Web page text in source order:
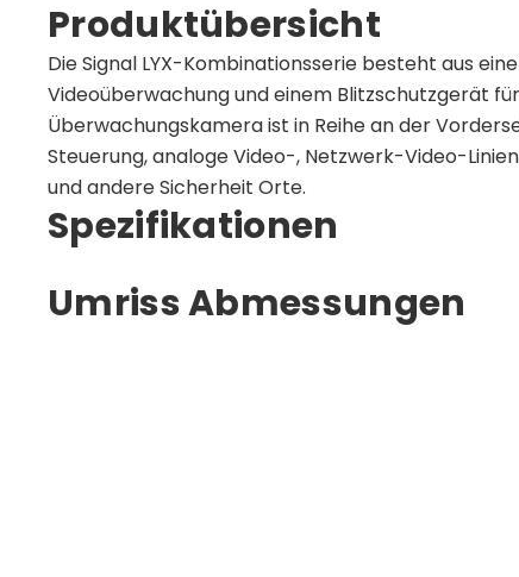
Produktübersicht
Die Signal LYX-Kombinationsserie besteht aus
Videoüberwachung und einem Blitzschutzgerät
Überwachungskamera ist in Reihe an der
Steuerung, analoge Video-, Netzwerk-Video-
und andere Sicherheit Orte.
Spezifikationen
Umriss Abmessungen